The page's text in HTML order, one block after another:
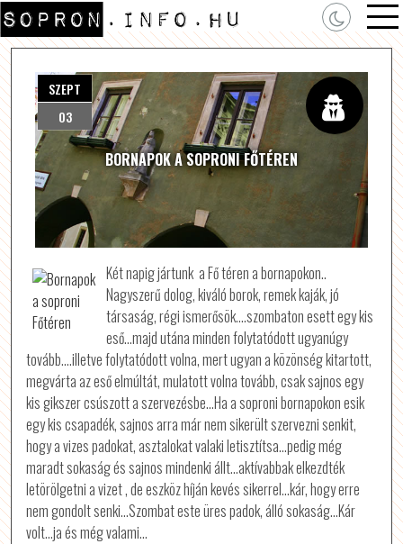
BORNAPOK A SOPRONI FŐTÉREN
SZEPT
03
Két napig jártunk a Fő téren a bornapokon..
Nagyszerű dolog, kiváló borok, remek kaják, jó
társaság, régi ismerősök….szombaton esett egy kis
eső…majd utána minden folytatódott ugyanúgy
tovább….illetve folytatódott volna, mert ugyan a közönség kitartott,
megvárta az eső elmúltát, mulatott volna tovább, csak sajnos egy
kis gikszer csúszott a szervezésbe…Ha a soproni bornapokon esik
egy kis csapadék, sajnos arra már nem sikerült szervezni senkit,
hogy a vizes padokat, asztalokat valaki letisztítsa…pedig még
maradt sokaság és sajnos mindenki állt…aktívabbak elkezdték
letörölgetni a vizet , de eszköz híján kevés sikerrel…kár, hogy erre
nem gondolt senki…Szombat este üres padok, álló sokaság…Kár
volt…ja és még valami…